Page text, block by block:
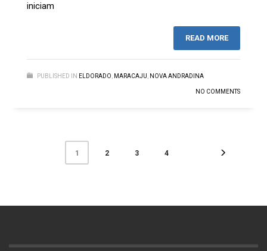
iniciam
READ MORE
PUBLISHED IN ELDORADO, MARACAJU, NOVA ANDRADINA
NO COMMENTS
1 2 3 4